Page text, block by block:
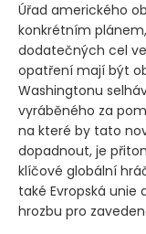
Úřad amerického
konkrétním
dodatečných cel
opatření mají být
Washingtonu
vyráběného za
na které by tato
dopadnout, je
klíčové globální
také Evropská unie
hrozbu pro